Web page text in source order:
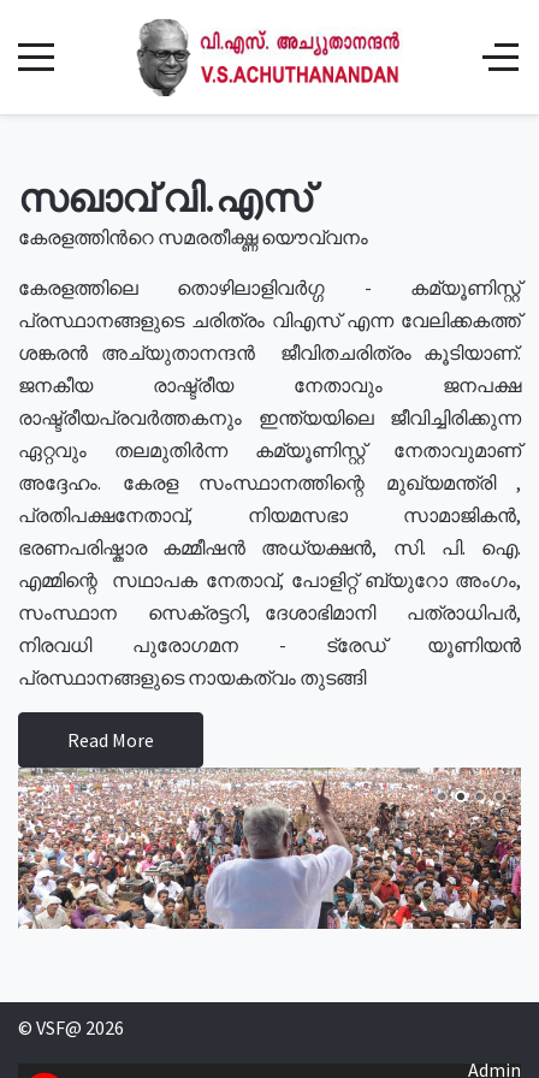
സഖാവ് വി.എസ്
കേരളത്തിൻറെ സമരതീക്ഷ്ണ യൌവ്വനം
കേരളത്തിലെ തൊഴിലാളിവർഗ്ഗ - കമ്യൂണിസ്റ്റ്
പ്രസ്ഥാനങ്ങളുടെ ചരിത്രം വിഎസ് എന്ന വേലിക്കകത്ത്
ശങ്കരൻ അച്യുതാനന്ദൻ ജീവിതചരിത്രം കൂടിയാണ്.
ജനകീയ രാഷ്ട്രീയ നേതാവും ജനപക്ഷ
രാഷ്ട്രീയപ്രവർത്തകനും ഇന്ത്യയിലെ ജീവിച്ചിരിക്കുന്ന
ഏറ്റവും തലമുതിർന്ന കമ്യൂണിസ്റ്റ് നേതാവുമാണ്
അദ്ദേഹം. കേരള സംസ്ഥാനത്തിന്റെ മുഖ്യമന്ത്രി ,
പ്രതിപക്ഷനേതാവ്, നിയമസഭാ സാമാജികൻ,
ഭരണപരിഷ്കാര കമ്മീഷൻ അധ്യക്ഷൻ, സി. പി. ഐ.
എമ്മിന്റെ സഥാപക നേതാവ്, പോളിറ്റ് ബ്യുറോ അംഗം,
സംസ്ഥാന സെക്രട്ടറി, ദേശാഭിമാനി പത്രാധിപർ,
നിരവധി പുരോഗമന - ട്രേഡ് യൂണിയൻ
പ്രസ്ഥാനങ്ങളുടെ നായകത്വം തുടങ്ങി
Read More
© VSF@ 2026
Admin